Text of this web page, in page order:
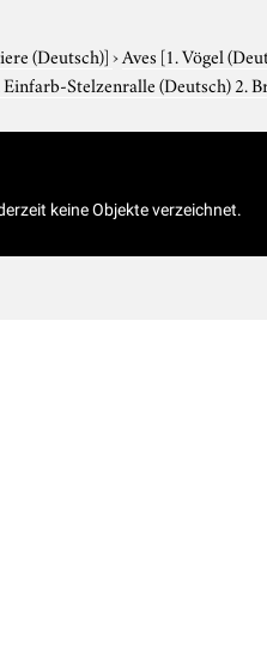
(Deutsch)]›Aves [1. Vögel
Einfarb-Stelzenralle (Deutsch) 2.
keine Objekte verzeichnet.